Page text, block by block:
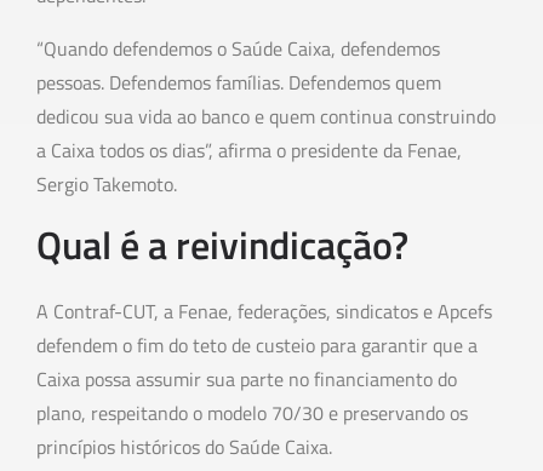
“Quando defendemos o Saúde Caixa, defendemos
pessoas. Defendemos famílias. Defendemos quem
dedicou sua vida ao banco e quem continua construindo
a Caixa todos os dias”, afirma o presidente da Fenae,
Sergio Takemoto.
Qual é a reivindicação?
A Contraf-CUT, a Fenae, federações, sindicatos e Apcefs
defendem o fim do teto de custeio para garantir que a
Caixa possa assumir sua parte no financiamento do
plano, respeitando o modelo 70/30 e preservando os
princípios históricos do Saúde Caixa.